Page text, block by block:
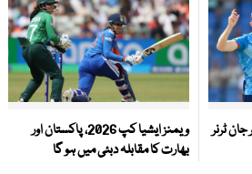
جان ٹرنر
ویمنز ایشیا کپ 2026، پاکستان اور
بھارت کا مقابلہ دبئی میں ہو گا